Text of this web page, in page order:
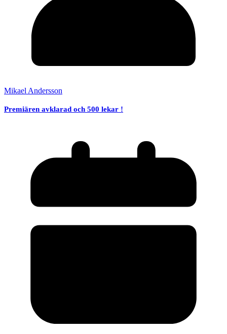
Mikael Andersson
Premiären avklarad och 500 lekar !